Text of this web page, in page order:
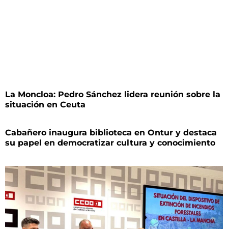
La Moncloa: Pedro Sánchez lidera reunión sobre la
situación en Ceuta
Cabañero inaugura biblioteca en Ontur y destaca
su papel en democratizar cultura y conocimiento